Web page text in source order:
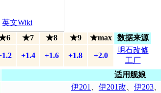
英文Wiki
★7 ★8 ★9 ★max
数据来源
+1.4 +1.6 +1.8 +2.0
明石改修
工厂
适用舰娘
伊201 伊201改 伊203